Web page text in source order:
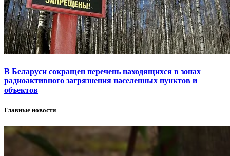
В Беларуси сокращен перечень находящихся в зонах
радиоактивного загрязнения населенных пунктов и
объектов
Главные новости